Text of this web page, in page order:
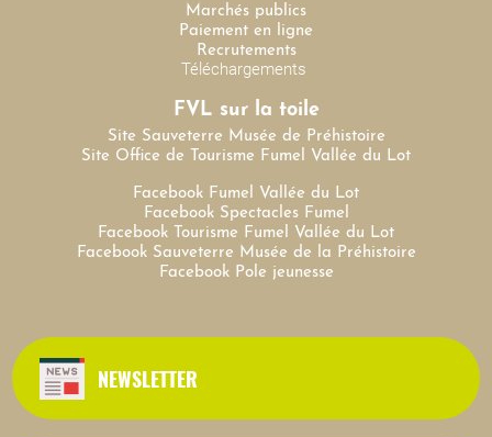
Marchés publics
Paiement en ligne
Recrutements
Téléchargements
FVL sur la toile
Site Sauveterre Musée de Préhistoire
Site Office de Tourisme Fumel Vallée du Lot
Facebook Fumel Vallée du Lot
Facebook Spectacles Fumel
Facebook Tourisme Fumel Vallée du Lot
Facebook Sauveterre Musée de la Préhistoire
Facebook Pole jeunesse
NEWSLETTER